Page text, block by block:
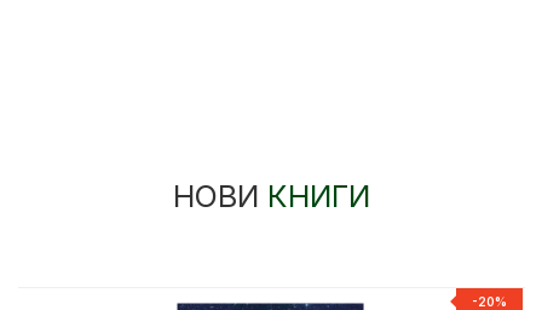
НОВИ КНИГИ
-20%